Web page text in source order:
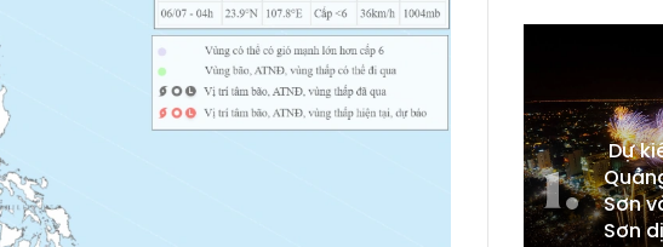
Dự
Sơn
Sơn